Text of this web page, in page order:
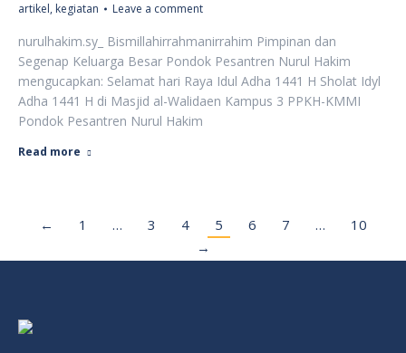
artikel, kegiatan Leave a comment
nurulhakim.sy_ Bismillahirrahmanirrahim Pimpinan dan
Segenap Keluarga Besar Pondok Pesantren Nurul Hakim
mengucapkan: Selamat hari Raya Idul Adha 1441 H Sholat Idyl
Adha 1441 H di Masjid al-Walidaen Kampus 3 PPKH-KMMI
Pondok Pesantren Nurul Hakim
Read more
← 1 … 3 4 5 6 7 …
10
→